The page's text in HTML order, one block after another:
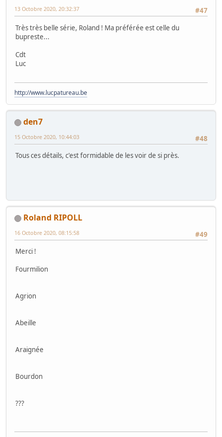
#47
13 Octobre 2020, 20:32:37
Très très belle série, Roland ! Ma préférée est celle du
bupreste...
Cdt
Luc
http://www.lucpatureau.be
den7
#48
15 Octobre 2020, 10:44:03
Tous ces détails, c'est formidable de les voir de si près.
Roland RIPOLL
#49
16 Octobre 2020, 08:15:58
Merci !
Fourmilion
Agrion
Abeille
Araignée
Bourdon
???